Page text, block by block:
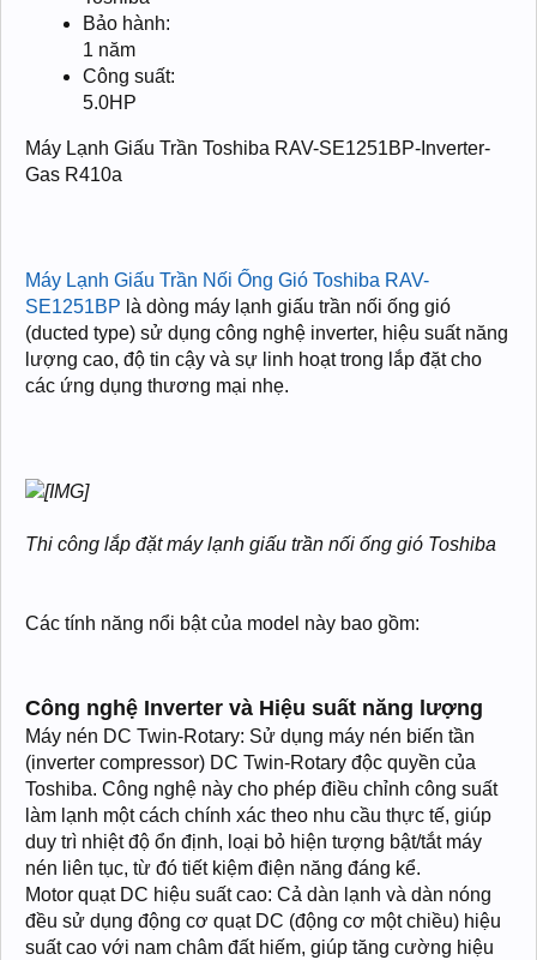
Bảo hành:
1 năm
Công suất:
5.0HP
Máy Lạnh Giấu Trần Toshiba RAV-SE1251BP-Inverter-
Gas R410a
Máy Lạnh Giấu Trần Nối Ống Gió Toshiba RAV-
SE1251BP là dòng máy lạnh giấu trần nối ống gió
(ducted type) sử dụng công nghệ inverter, hiệu suất năng
lượng cao, độ tin cậy và sự linh hoạt trong lắp đặt cho
các ứng dụng thương mại nhẹ.
Thi công lắp đặt máy lạnh giấu trần nối ống gió Toshiba
Các tính năng nổi bật của model này bao gồm:
Công nghệ Inverter và Hiệu suất năng lượng
Máy nén DC Twin-Rotary: Sử dụng máy nén biến tần
(inverter compressor) DC Twin-Rotary độc quyền của
Toshiba. Công nghệ này cho phép điều chỉnh công suất
làm lạnh một cách chính xác theo nhu cầu thực tế, giúp
duy trì nhiệt độ ổn định, loại bỏ hiện tượng bật/tắt máy
nén liên tục, từ đó tiết kiệm điện năng đáng kể.
Motor quạt DC hiệu suất cao: Cả dàn lạnh và dàn nóng
đều sử dụng động cơ quạt DC (động cơ một chiều) hiệu
suất cao với nam châm đất hiếm, giúp tăng cường hiệu